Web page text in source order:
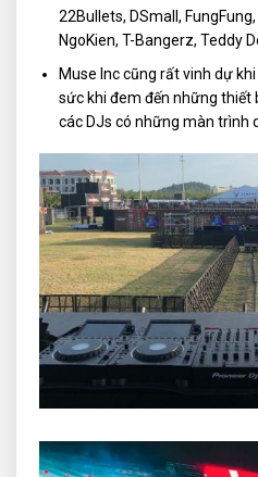
22Bullets, DSmall,
NgoKien, T-Bangerz, Teddy
Muse Inc cũng rất vinh dự
sức khi đem đến những thiết
các DJs có những màn trình